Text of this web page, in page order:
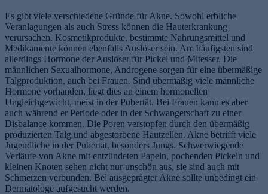
Es gibt viele verschiedene Gründe für Akne. Sowohl erbliche
Veranlagungen als auch Stress können die Hauterkrankung
verursachen. Kosmetikprodukte, bestimmte Nahrungsmittel und
Medikamente können ebenfalls Auslöser sein. Am häufigsten sind
allerdings Hormone der Auslöser für Pickel und Mitesser. Die
männlichen Sexualhormone, Androgene sorgen für eine übermäßige
Talgproduktion, auch bei Frauen. Sind übermäßig viele männliche
Hormone vorhanden, liegt dies an einem hormonellen
Ungleichgewicht, meist in der Pubertät. Bei Frauen kann es aber
auch während er Periode oder in der Schwangerschaft zu einer
Disbalance kommen. Die Poren verstopfen durch den übermäßig
produzierten Talg und abgestorbene Hautzellen. Akne betrifft viele
Jugendliche in der Pubertät, besonders Jungs. Schwerwiegende
Verläufe von Akne mit entzündeten Papeln, pochenden Pickeln und
kleinen Knoten sehen nicht nur unschön aus, sie sind auch mit
Schmerzen verbunden. Bei ausgeprägter Akne sollte unbedingt ein
Dermatologe aufgesucht werden.